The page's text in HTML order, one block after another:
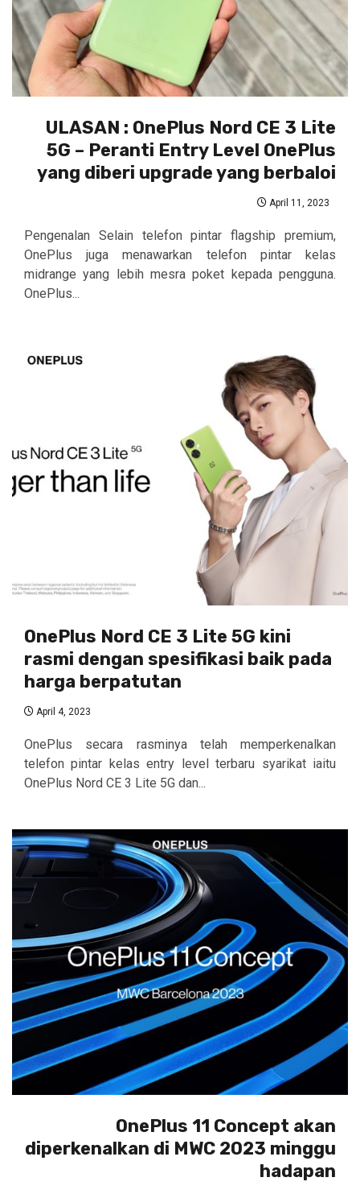
ULASAN : OnePlus Nord CE 3 Lite
5G – Peranti Entry Level OnePlus
yang diberi upgrade yang berbaloi
April 11, 2023
Pengenalan Selain telefon pintar flagship premium,
OnePlus juga menawarkan telefon pintar kelas
midrange yang lebih mesra poket kepada pengguna.
OnePlus...
OnePlus Nord CE 3 Lite 5G kini
rasmi dengan spesifikasi baik pada
harga berpatutan
April 4, 2023
OnePlus secara rasminya telah memperkenalkan
telefon pintar kelas entry level terbaru syarikat iaitu
OnePlus Nord CE 3 Lite 5G dan...
OnePlus 11 Concept akan
diperkenalkan di MWC 2023 minggu
hadapan